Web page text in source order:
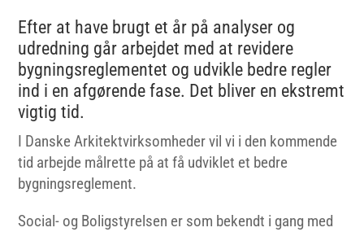
Efter at have brugt et år på analyser og
udredning går arbejdet med at revidere
bygningsreglementet og udvikle bedre regler
ind i en afgørende fase. Det bliver en ekstremt
vigtig tid.
I Danske Arkitektvirksomheder vil vi i den kommende
tid arbejde målrette på at få udviklet et bedre
bygningsreglement.
Social- og Boligstyrelsen er som bekendt i gang med